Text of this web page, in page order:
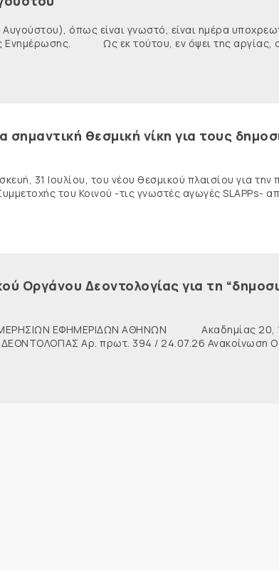
όπως είναι γνωστό, είναι ημέρα
Ενημέρωσης. Ως εκ τούτου, εν όψει της αργίας, οι
σημαντική θεσμική νίκη για τους
31 Ιουλίου, του νέου θεσμικού πλαισίου για την
του Κοινού -τις γνωστές αγωγές SLAPPs-
Οργάνου Δεοντολογίας για τη
ΕΦΗΜΕΡΙΔΩΝ ΑΘΗΝΩΝ Ακαδημίας
Αρ. πρωτ. 394 / 24.07.26 Ανακοίνωση Ο